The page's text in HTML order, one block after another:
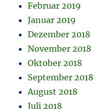
Februar 2019
Januar 2019
Dezember 2018
November 2018
Oktober 2018
September 2018
August 2018
Juli 2018